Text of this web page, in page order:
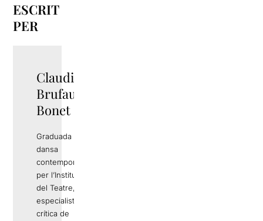
ESCRIT
PER
Claudia
Brufau
Bonet
Graduada en
dansa
contemporània
per l’Institut
del Teatre, és
especialista en
crítica de